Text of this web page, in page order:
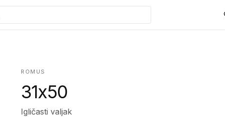
ROMUS
31x50
Igličasti valjak